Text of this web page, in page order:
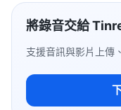
將錄音交給
支援音訊與影片上傳